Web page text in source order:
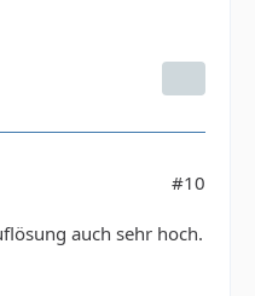
#10
auch sehr hoch.